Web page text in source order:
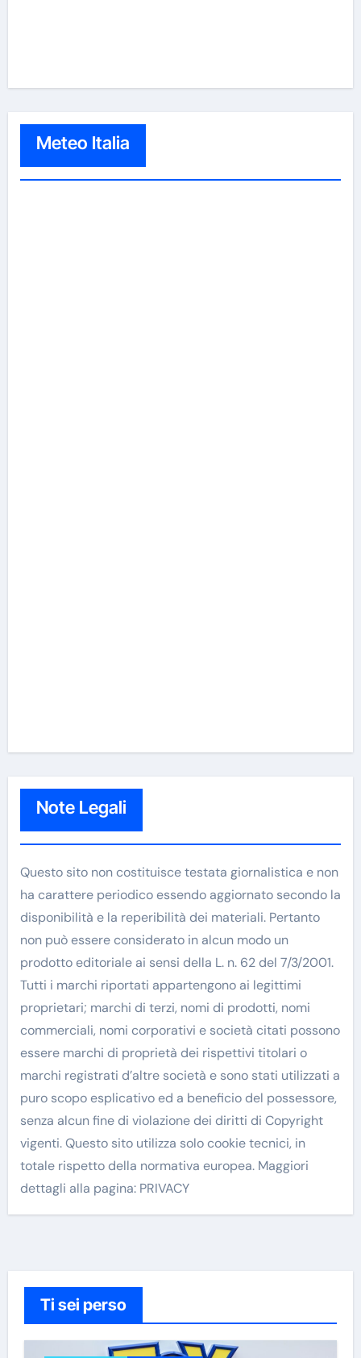
Meteo Italia
Note Legali
Questo sito non costituisce testata giornalistica e non
ha carattere periodico essendo aggiornato secondo la
disponibilità e la reperibilità dei materiali. Pertanto
non può essere considerato in alcun modo un
prodotto editoriale ai sensi della L. n. 62 del 7/3/2001.
Tutti i marchi riportati appartengono ai legittimi
proprietari; marchi di terzi, nomi di prodotti, nomi
commerciali, nomi corporativi e società citati possono
essere marchi di proprietà dei rispettivi titolari o
marchi registrati d’altre società e sono stati utilizzati a
puro scopo esplicativo ed a beneficio del possessore,
senza alcun fine di violazione dei diritti di Copyright
vigenti. Questo sito utilizza solo cookie tecnici, in
totale rispetto della normativa europea. Maggiori
dettagli alla pagina: PRIVACY
Ti sei perso